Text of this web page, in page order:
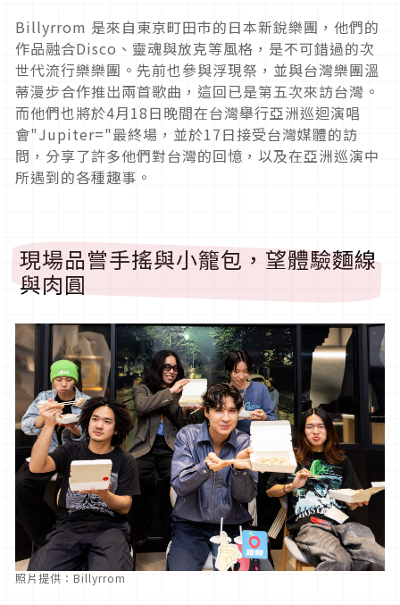
Billyrrom 是來自東京町田市的日本新銳樂團，他們的
作品融合Disco、靈魂與放克等風格，是不可錯過的次
世代流行樂樂團。先前也參與浮現祭，並與台灣樂團溫
蒂漫步合作推出兩首歌曲，這回已是第五次來訪台灣。
而他們也將於4月18日晚間在台灣舉行亞洲巡迴演唱
會"Jupiter="最終場，並於17日接受台灣媒體的訪
問，分享了許多他們對台灣的回憶，以及在亞洲巡演中
所遇到的各種趣事。
現場品嘗手搖與小籠包，望體驗麵線
與肉圓
照片提供：Billyrrom